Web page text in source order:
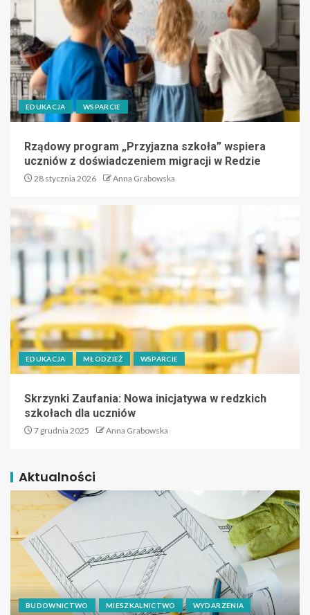
EDUKACJA WSPARCIE
Rządowy program „Przyjazna szkoła” wspiera
uczniów z doświadczeniem migracji w Redzie
28 stycznia 2026 Anna Grabowska
EDUKACJA MŁODZIEŻ WSPARCIE
Skrzynki Zaufania: Nowa inicjatywa w redzkich
szkołach dla uczniów
7 grudnia 2025 Anna Grabowska
Aktualności
BUDOWNICTWO MIESZKALNICTWO WYDARZENIA